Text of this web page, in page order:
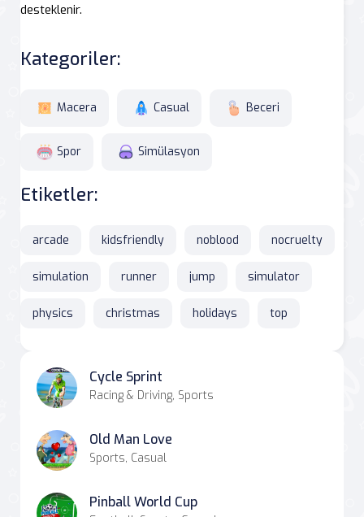
desteklenir.
Kategoriler:
Macera Casual Beceri
Spor Simülasyon
Etiketler:
arcade kidsfriendly noblood nocruelty
simulation runner jump simulator
physics christmas holidays top
Cycle Sprint
Racing & Driving, Sports
Old Man Love
Sports, Casual
Pinball World Cup